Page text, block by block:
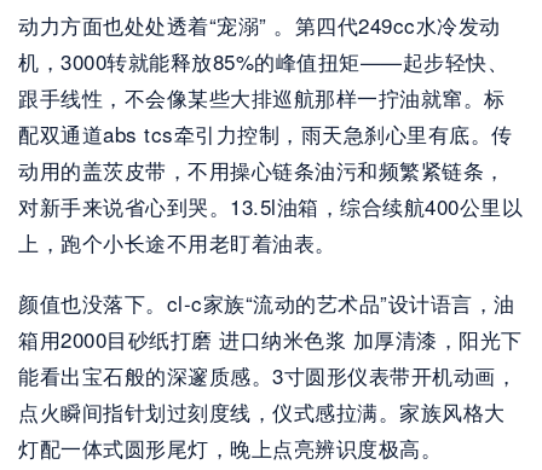
动力方面也处处透着“宠溺” 。第四代249cc水冷发动
机，3000转就能释放85%的峰值扭矩——起步轻快、
跟手线性，不会像某些大排巡航那样一拧油就窜。标
配双通道abs tcs牵引力控制，雨天急刹心里有底。传
动用的盖茨皮带，不用操心链条油污和频繁紧链条，
对新手来说省心到哭。13.5l油箱，综合续航400公里以
上，跑个小长途不用老盯着油表。
颜值也没落下。cl-c家族“流动的艺术品”设计语言，油
箱用2000目砂纸打磨 进口纳米色浆 加厚清漆，阳光下
能看出宝石般的深邃质感。3寸圆形仪表带开机动画，
点火瞬间指针划过刻度线，仪式感拉满。家族风格大
灯配一体式圆形尾灯，晚上点亮辨识度极高。